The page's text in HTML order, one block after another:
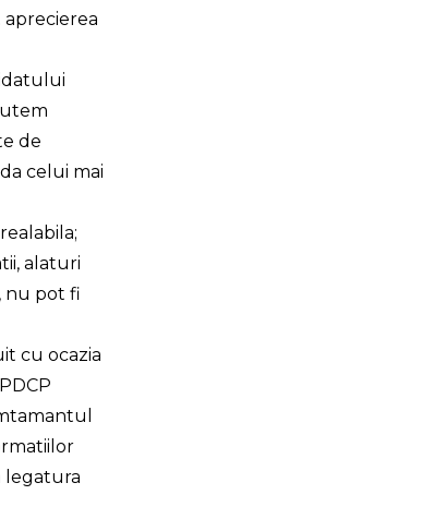
aprecierea
de
celui mai
alaturi
nu pot fi
cu ocazia
legatura